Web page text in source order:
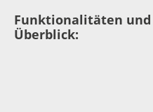
Funktionalitäten
Überblick: